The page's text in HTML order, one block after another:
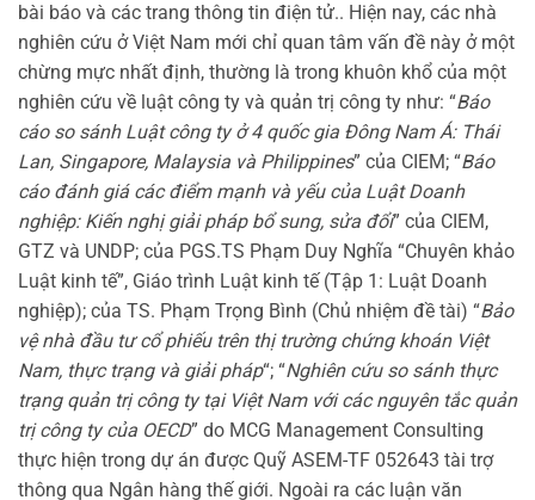
bài báo và các trang thông tin điện tử.. Hiện nay, các nhà
nghiên cứu ở Việt Nam mới chỉ quan tâm vấn đề này ở một
chừng mực nhất định, thường là trong khuôn khổ của một
nghiên cứu về luật công ty và quản trị công ty như: “Báo
cáo so sánh Luật công ty ở 4 quốc gia Đông Nam Á: Thái
Lan, Singapore, Malaysia và Philippines” của CIEM; “Báo
cáo đánh giá các điểm mạnh và yếu của Luật Doanh
nghiệp: Kiến nghị giải pháp bổ sung, sửa đổi” của CIEM,
GTZ và UNDP; của PGS.TS Phạm Duy Nghĩa “Chuyên khảo
Luật kinh tế”, Giáo trình Luật kinh tế (Tập 1: Luật Doanh
nghiệp); của TS. Phạm Trọng Bình (Chủ nhiệm đề tài) “Bảo
vệ nhà đầu tư cổ phiếu trên thị trường chứng khoán Việt
Nam, thực trạng và giải pháp“; “Nghiên cứu so sánh thực
trạng quản trị công ty tại Việt Nam với các nguyên tắc quản
trị công ty của OECD” do MCG Management Consulting
thực hiện trong dự án được Quỹ ASEM-TF 052643 tài trợ
thông qua Ngân hàng thế giới. Ngoài ra các luận văn